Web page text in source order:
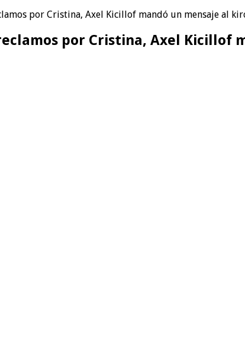
por Cristina, Axel Kicillof mandó un mensaje al
por Cristina, Axel Kicillof